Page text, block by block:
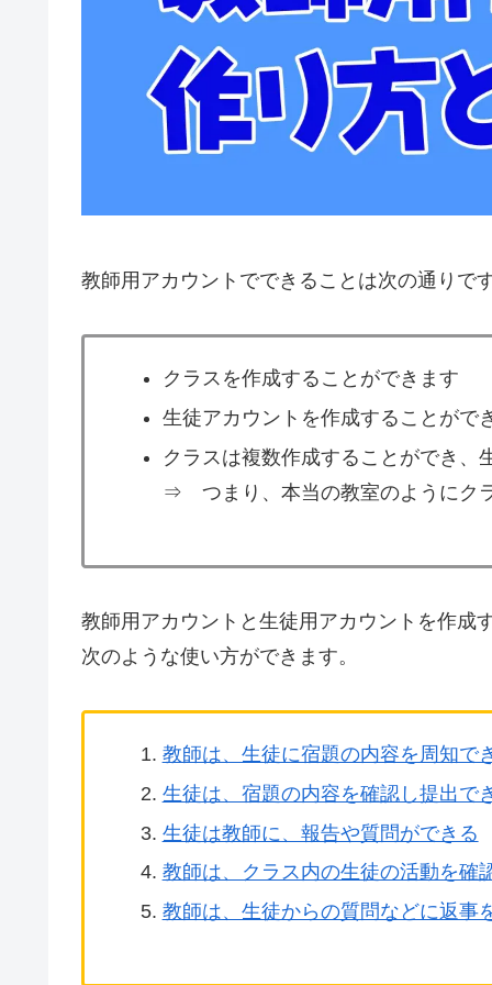
教師用アカウントでできることは次の通りで
クラスを作成することができます
生徒アカウントを作成することがで
クラスは複数作成することができ、
⇒ つまり、本当の教室のようにク
教師用アカウントと生徒用アカウントを作成
次のような使い方ができます。
教師は、生徒に宿題の内容を周知で
生徒は、宿題の内容を確認し提出で
生徒は教師に、報告や質問ができる
教師は、クラス内の生徒の活動を確
教師は、生徒からの質問などに返事